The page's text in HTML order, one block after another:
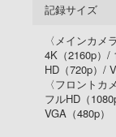
記録サイズ
〈メインカメ
4K（2160p）/
HD（720p）/
〈フロントカ
フルHD（
VGA（480p）